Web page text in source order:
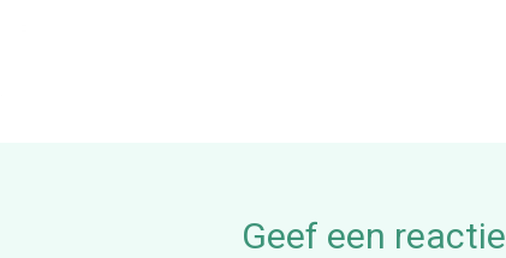
Geef een reactie